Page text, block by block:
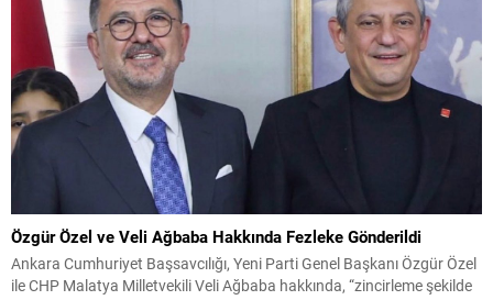
Özgür Özel ve Veli Ağbaba Hakkında Fezleke Gönderildi
Ankara Cumhuriyet Başsavcılığı, Yeni Parti Genel Başkanı Özgür Özel
ile CHP Malatya Milletvekili Veli Ağbaba hakkında, “zincirleme şekilde